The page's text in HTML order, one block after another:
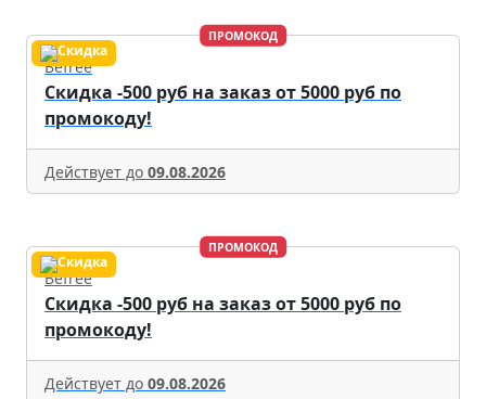
ПРОМОКОД
Befree
Скидка -500 руб на заказ от 5000 руб по
промокоду!
Действует до 09.08.2026
ПРОМОКОД
Befree
Скидка -500 руб на заказ от 5000 руб по
промокоду!
Действует до 09.08.2026